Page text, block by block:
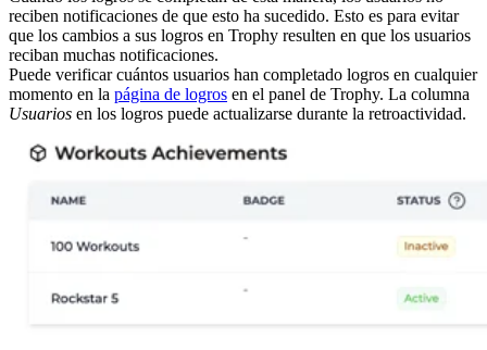
reciben notificaciones de que esto ha sucedido. Esto es para evitar
que los cambios a sus logros en Trophy resulten en que los usuarios
reciban muchas notificaciones.
Puede verificar cuántos usuarios han completado logros en cualquier
momento en la página de logros en el panel de Trophy. La columna
Usuarios en los logros puede actualizarse durante la retroactividad.